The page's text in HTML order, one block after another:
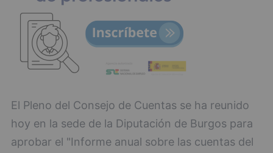
El Pleno del Consejo de Cuentas se ha reunido
hoy en la sede de la Diputación de Burgos para
aprobar el "Informe anual sobre las cuentas del